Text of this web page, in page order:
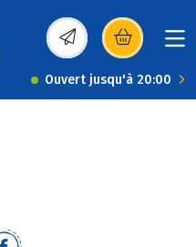
(s’ouvre dans une
Ouvert jusqu'à 20:00